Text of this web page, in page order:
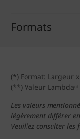
Formats
(*) Format: Largeur
(**) Valeur Lambda ui
Les valeurs
légèrement différer
Veuillez consulter les